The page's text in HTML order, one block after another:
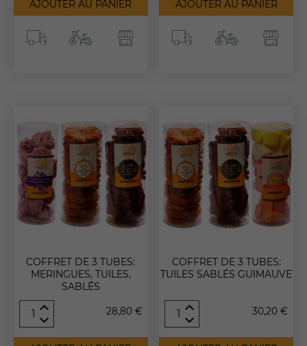
3
Meringues,
AJOUTER AU PANIER
3
Tuiles,
AJOUTER AU PANIER
COFFRET DE 3 TUBES:
MERINGUES, TUILES,
SABLÉS
quantité
Coffret
28,80 €
COFFRET DE 3 TUBES:
TUILES SABLÉS GUIMAUVE
quantité
de
Coffret
30,20 €
sont pas
optionnels. Ils
pour un bon
fonctionnement
du site.